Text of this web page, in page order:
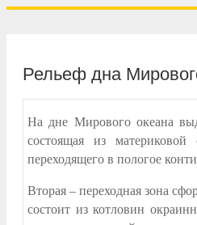
Рельеф дна
На дне Мирового океана
состоящая из
переходящего в пологое
Вторая – переходная зона
состоит из котловин